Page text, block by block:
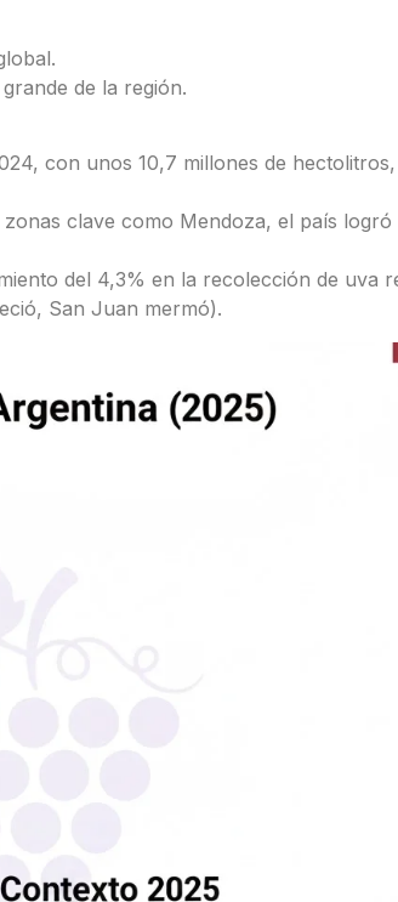
de la región.
con unos 10,7 millones de
clave como Mendoza, el país logró
del 4,3% en la recolección de uva
San Juan mermó).